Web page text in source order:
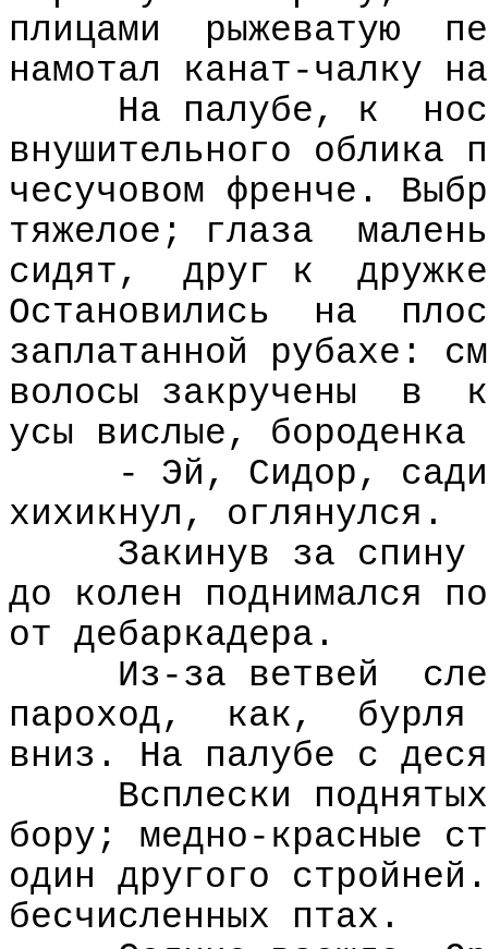
плицами
рыжеватую
намотал канат-чалку
На палубе, к
внушительного облика
чесучовом френче.
тяжелое; глаза
сидят,
друг к
Остановились
на
заплатанной рубахе:
волосы закручены
в
усы вислые, бороденка
- Эй, Сидор,
хихикнул, оглянулся.
Закинув за
до колен поднимался
от дебаркадера.
Из-за ветвей
пароход,
как,
вниз. На палубе с
Всплески
бору; медно-красные
один другого
бесчисленных птах.